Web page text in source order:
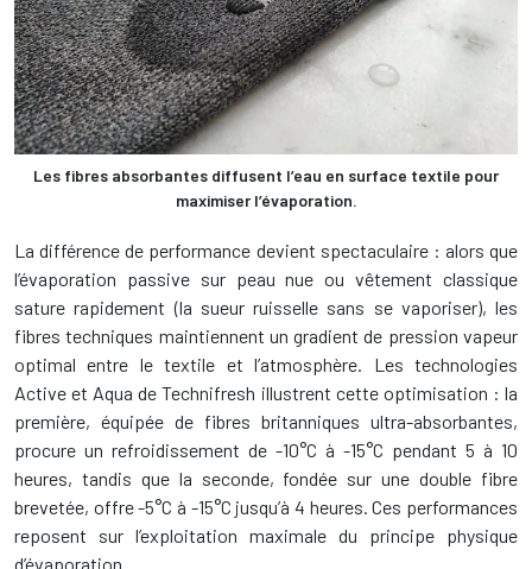
Les fibres absorbantes diffusent l’eau en surface textile pour
maximiser l’évaporation.
La différence de performance devient spectaculaire : alors que
l’évaporation passive sur peau nue ou vêtement classique
sature rapidement (la sueur ruisselle sans se vaporiser), les
fibres techniques maintiennent un gradient de pression vapeur
optimal entre le textile et l’atmosphère. Les technologies
Active et Aqua de Technifresh illustrent cette optimisation : la
première, équipée de fibres britanniques ultra-absorbantes,
procure un refroidissement de -10°C à -15°C pendant 5 à 10
heures, tandis que la seconde, fondée sur une double fibre
brevetée, offre -5°C à -15°C jusqu’à 4 heures. Ces performances
reposent sur l’exploitation maximale du principe physique
d’évaporation.